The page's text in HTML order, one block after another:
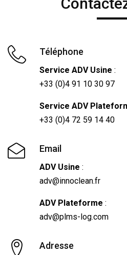
Téléphone
Service ADV Usine :
+33 (0)4 91 10 30 97
Service ADV
+33 (0)4 72 59 14 40
Email
ADV Usine :
adv@innoclean.fr
ADV Plateforme :
adv@plms-log.com
Adresse